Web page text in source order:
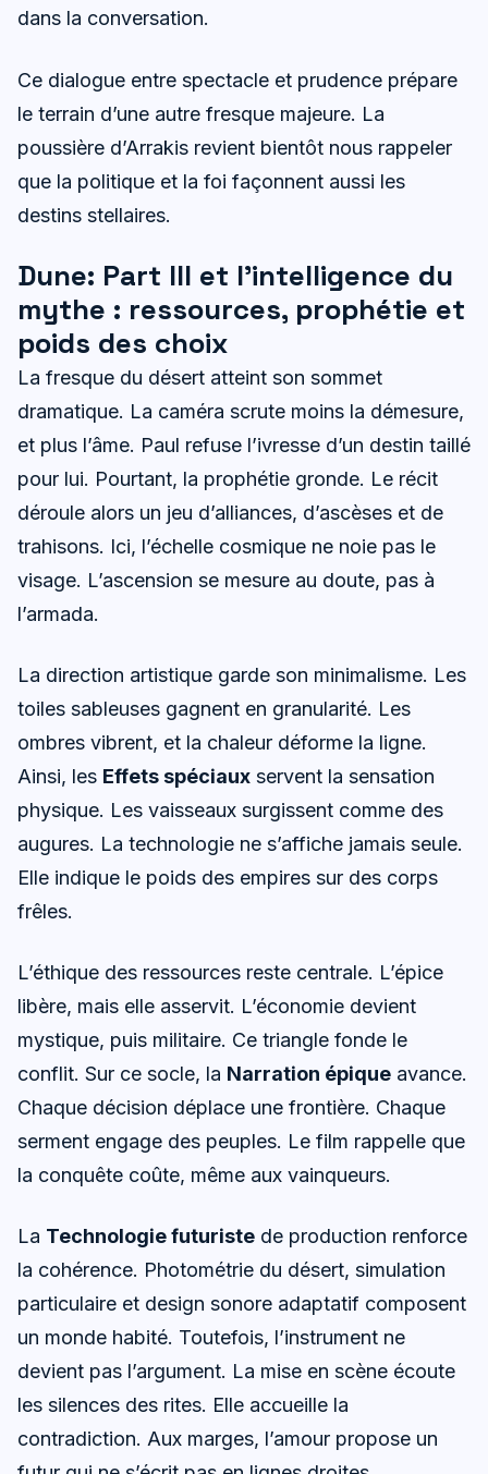
dans la conversation.
Ce dialogue entre spectacle et prudence prépare
le terrain d’une autre fresque majeure. La
poussière d’Arrakis revient bientôt nous rappeler
que la politique et la foi façonnent aussi les
destins stellaires.
Dune: Part III et l’intelligence du
mythe : ressources, prophétie et
poids des choix
La fresque du désert atteint son sommet
dramatique. La caméra scrute moins la démesure,
et plus l’âme. Paul refuse l’ivresse d’un destin taillé
pour lui. Pourtant, la prophétie gronde. Le récit
déroule alors un jeu d’alliances, d’ascèses et de
trahisons. Ici, l’échelle cosmique ne noie pas le
visage. L’ascension se mesure au doute, pas à
l’armada.
La direction artistique garde son minimalisme. Les
toiles sableuses gagnent en granularité. Les
ombres vibrent, et la chaleur déforme la ligne.
Ainsi, les Effets spéciaux servent la sensation
physique. Les vaisseaux surgissent comme des
augures. La technologie ne s’affiche jamais seule.
Elle indique le poids des empires sur des corps
frêles.
L’éthique des ressources reste centrale. L’épice
libère, mais elle asservit. L’économie devient
mystique, puis militaire. Ce triangle fonde le
conflit. Sur ce socle, la Narration épique avance.
Chaque décision déplace une frontière. Chaque
serment engage des peuples. Le film rappelle que
la conquête coûte, même aux vainqueurs.
La Technologie futuriste de production renforce
la cohérence. Photométrie du désert, simulation
particulaire et design sonore adaptatif composent
un monde habité. Toutefois, l’instrument ne
devient pas l’argument. La mise en scène écoute
les silences des rites. Elle accueille la
contradiction. Aux marges, l’amour propose un